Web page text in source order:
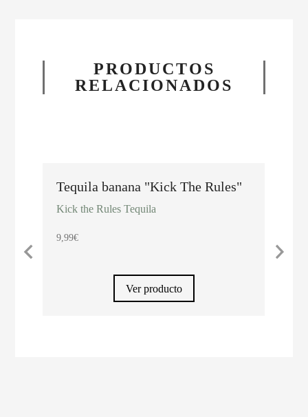
PRODUCTOS
RELACIONADOS
Tequila banana "Kick The Rules"
Kick the Rules Tequila
9,99€
Ver producto
11,45